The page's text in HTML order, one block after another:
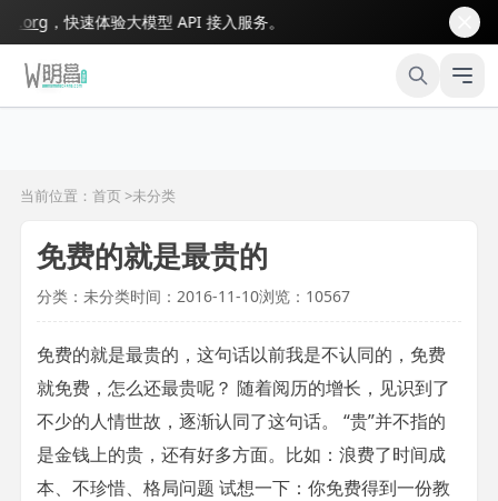
，快速体验大模型 API 接入服务。
当前位置：首页 >未分类
免费的就是最贵的
分类：未分类时间：2016-11-10浏览：10567
免费的就是最贵的，这句话以前我是不认同的，免费
就免费，怎么还最贵呢？ 随着阅历的增长，见识到了
不少的人情世故，逐渐认同了这句话。 “贵”并不指的
是金钱上的贵，还有好多方面。比如：浪费了时间成
本、不珍惜、格局问题 试想一下：你免费得到一份教